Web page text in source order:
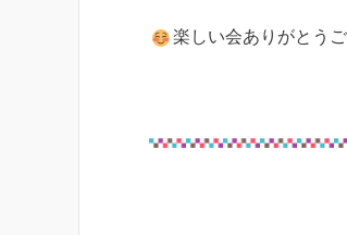
楽しい会ありがとう